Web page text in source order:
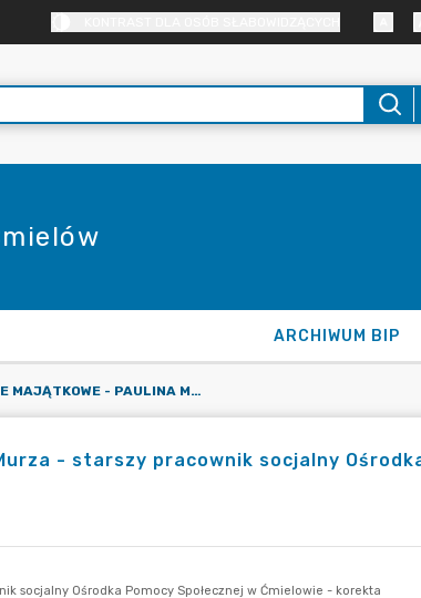
ARCHIWUM BIP
OŚWIADCZENIE MAJĄTKOWE - PAULINA MURZA - STARSZY PRACOWNIK SOCJALNY OŚRODKA POMOCY SPOŁECZNEJ W ĆMIELOWIE - KOREKTA
- starszy pracownik socjalny